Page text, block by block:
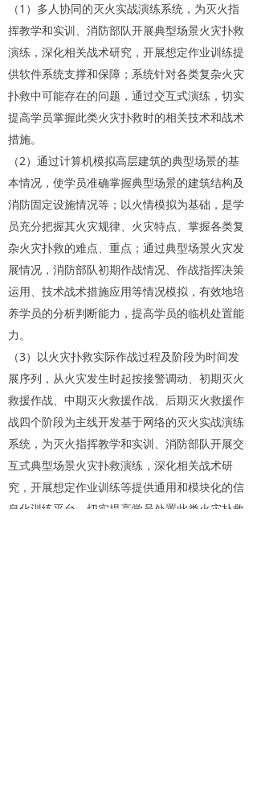
（1）多人协同的灭火实战演练系统，为灭火指
挥教学和实训、消防部队开展典型场景火灾扑救
演练，深化相关战术研究，开展想定作业训练提
供软件系统支撑和保障；系统针对各类复杂火灾
扑救中可能存在的问题，通过交互式演练，切实
提高学员掌握此类火灾扑救时的相关技术和战术
措施。
（2）通过计算机模拟高层建筑的典型场景的基
本情况，使学员准确掌握典型场景的建筑结构及
消防固定设施情况等；以火情模拟为基础，是学
员充分把握其火灾规律、火灾特点、掌握各类复
杂火灾扑救的难点、重点；通过典型场景火灾发
展情况，消防部队初期作战情况、作战指挥决策
运用、技术战术措施应用等情况模拟，有效地培
养学员的分析判断能力，提高学员的临机处置能
力。
（3）以火灾扑救实际作战过程及阶段为时间发
展序列，从火灾发生时起按接警调动、初期灭火
救援作战、中期灭火救援作战、后期灭火救援作
战四个阶段为主线开发基于网络的灭火实战演练
系统，为灭火指挥教学和实训、消防部队开展交
互式典型场景火灾扑救演练，深化相关战术研
究，开展想定作业训练等提供通用和模块化的信
息化训练平台，切实提高学员处置此类火灾扑救